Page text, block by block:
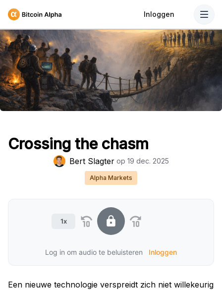
Inloggen
Crossing the chasm
Bert Slagter op 19 dec. 2025
Alpha Markets
1x
Log in om audio te beluisteren Inloggen
Een nieuwe technologie verspreidt zich niet willekeurig